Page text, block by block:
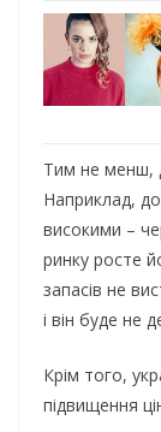
Тим не менш,
Наприклад,
високими –
ринку росте
запасів не
і він буде не
Крім того,
підвищення